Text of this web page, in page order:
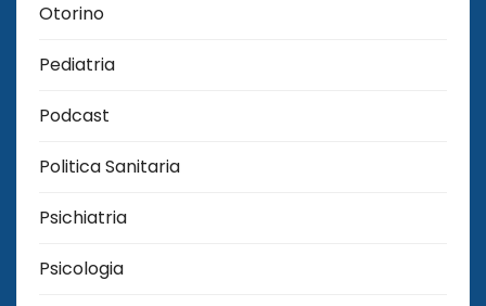
Otorino
Pediatria
Podcast
Politica Sanitaria
Psichiatria
Psicologia